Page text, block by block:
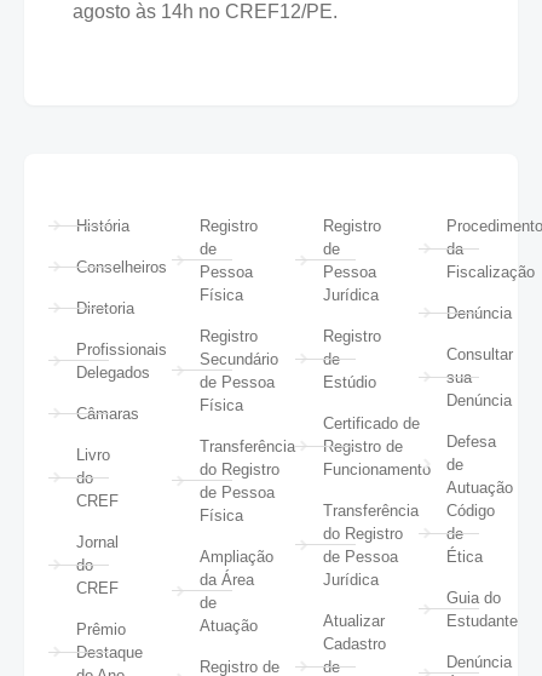
agosto às 14h no CREF12/PE.
História
Conselheiros
Diretoria
Profissionais
Delegados
Câmaras
Livro
do
CREF
Jornal
do
CREF
Prêmio
Destaque
Registro
de
Pessoa
Física
Registro
Secundário
de Pessoa
Física
Transferência
do Registro
de Pessoa
Física
Ampliação
da Área
de
Atuação
Registro de
Registro
de
Pessoa
Jurídica
Registro
de
Estúdio
Certificado de
Registro de
Funcionamento
Transferência
do Registro
de Pessoa
Jurídica
Atualizar
Cadastro
de
da
Fiscalização
Denúncia
Consultar
sua
Denúncia
Defesa
de
Autuação
Código
de
Ética
Guia do
Estudante
Denúncia